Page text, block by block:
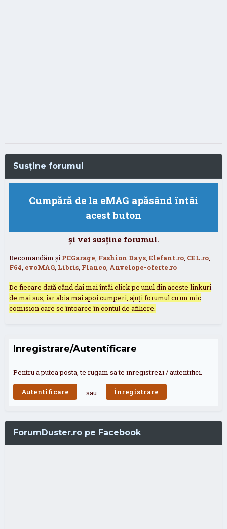
Susține forumul
Cumpără de la eMAG apăsând întâi
acest buton
și vei susține forumul.
Recomandăm și PCGarage, Fashion Days, Elefant.ro, CEL.ro,
F64, evoMAG, Libris, Flanco, Anvelope-oferte.ro
De fiecare dată când dai mai întâi click pe unul din aceste linkuri
de mai sus, iar abia mai apoi cumperi, ajuți forumul cu un mic
comision care se întoarce în contul de afiliere.
Inregistrare/Autentificare
Pentru a putea posta, te rugam sa te inregistrezi / autentifici.
Autentificare sau Înregistrare
ForumDuster.ro pe Facebook